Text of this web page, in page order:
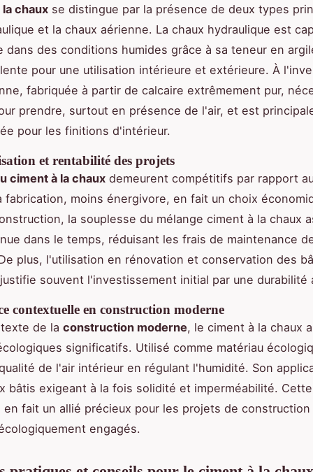
chaux se distingue par la présence de deux types
et la chaux aérienne. La chaux hydraulique est
dans des conditions humides grâce à sa teneur en
pour une utilisation intérieure et extérieure. À
fabriquée à partir de calcaire extrêmement pur,
prendre, surtout en présence de l'air, et est
pour les finitions d'intérieur.
et rentabilité des projets
ciment à la chaux demeurent compétitifs par rapport
fabrication, moins énergivore, en fait un choix
la souplesse du mélange ciment à la chaux
dans le temps, réduisant les frais de maintenance
plus, l'utilisation en rénovation et conservation des
souvent l'investissement initial par une durabilité
contextuelle en construction moderne
de la construction moderne, le ciment à la chaux
significatifs. Utilisé comme matériau
de l'air intérieur en régulant l'humidité. Son
bâtis exigeant à la fois solidité et imperméabilité. Cette
en fait un allié précieux pour les projets de
engagés.